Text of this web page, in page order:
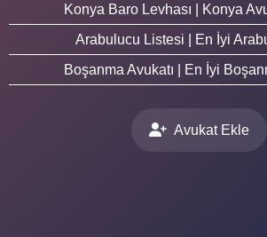
Konya Baro Levhası | Konya
Arabulucu Listesi | En İyi
Boşanma Avukatı | En İyi
Avukat Ekle